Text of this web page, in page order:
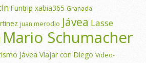
Funtrip xabia365 Granada
juan merodio Jávea Lasse
Mario Schumacher
Jávea Viajar con Diego Video-